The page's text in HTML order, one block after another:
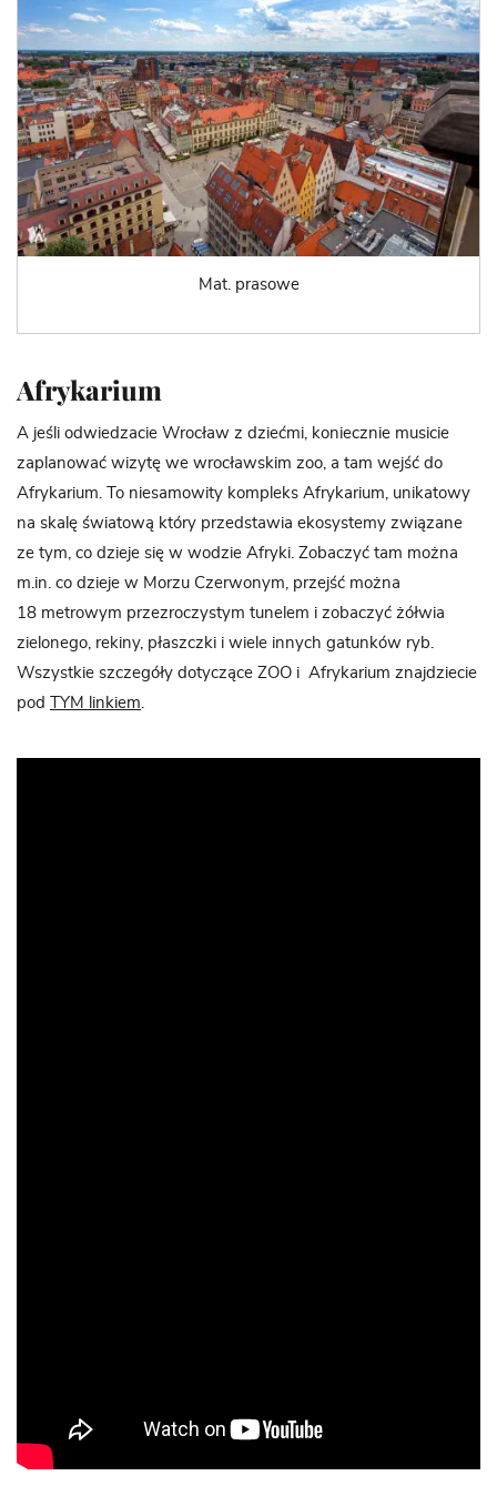
Mat. prasowe
Afrykarium
A jeśli odwiedzacie Wrocław z dziećmi, koniecznie musicie
zaplanować wizytę we wrocławskim zoo, a tam wejść do
Afrykarium. To niesamowity kompleks Afrykarium, unikatowy
na skalę światową który przedstawia ekosystemy związane
ze tym, co dzieje się w wodzie Afryki. Zobaczyć tam można
m.in. co dzieje w Morzu Czerwonym, przejść można
18 metrowym przezroczystym tunelem i zobaczyć żółwia
zielonego, rekiny, płaszczki i wiele innych gatunków ryb.
Wszystkie szczegóły dotyczące ZOO i Afrykarium znajdziecie
pod
TYM linkiem.